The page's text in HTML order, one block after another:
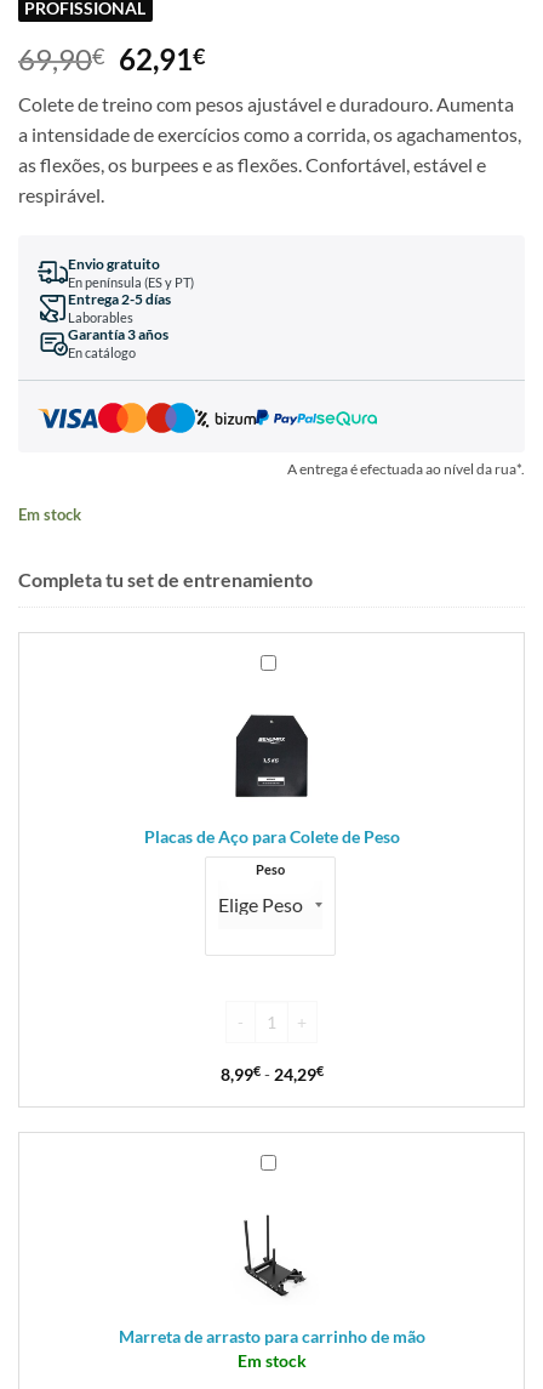
PROFISSIONAL
69,90€ 62,91€
Colete de treino com pesos ajustável e duradouro. Aumenta
a intensidade de exercícios como a corrida, os agachamentos,
as flexões, os burpees e as flexões. Confortável, estável e
respirável.
Envio gratuito
En península (ES y PT)
Entrega 2-5 días
Laborables
Garantía 3 años
En catálogo
A entrega é efectuada ao nível da rua*.
Em stock
Completa tu set de entrenamiento
Placas de Aço para Colete de Peso
Peso
8,99€ - 24,29€
Marreta de arrasto para carrinho de mão
Em stock